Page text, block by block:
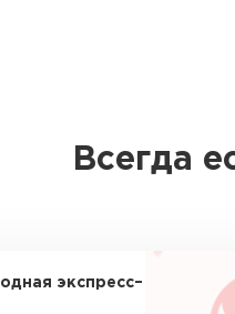
Всегда
экспресс–